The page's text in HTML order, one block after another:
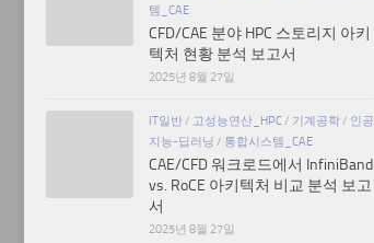
템_CAE
CFD/CAE 분야 HPC 스토리지 아키
텍처 현황 분석 보고서
2025년 8월 27일
IT일반/ 고성능연산_HPC/ 기계공학/ 인공
지능-딥러닝 / 통합시스템_CAE
CAE/CFD 워크로드에서 InfiniBand
vs. RoCE 아키텍처 비교 분석 보고
서
2025년 8월 27일